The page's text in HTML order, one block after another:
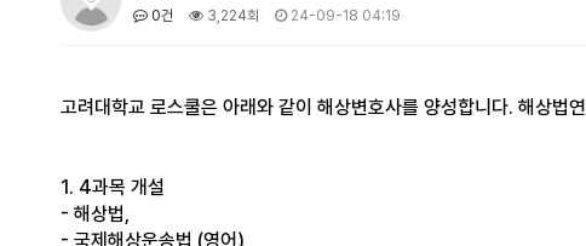
0건 3,224회 24-09-18 04:19
고려대학교 로스쿨은 아래와 같이 해상변호사를 양성합니다. 해상법
1. 4과목 개설
- 해상법,
- 국제해상운송법 (영어)